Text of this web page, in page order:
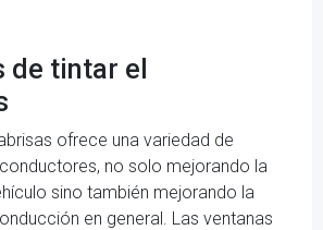
de tintar el
ofrece una variedad de
no solo mejorando la
sino también mejorando la
en general. Las ventanas